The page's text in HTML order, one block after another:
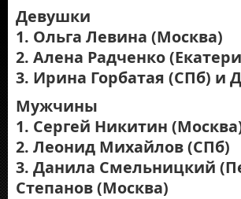
Девушки
1. Ольга Левина (Москва)
2. Алена Радченко
3. Ирина Горбатая (СПб) и
Мужчины
1. Сергей Никитин
2. Леонид Михайлов (СПб)
3. Данила Смельницкий
Степанов (Москва)